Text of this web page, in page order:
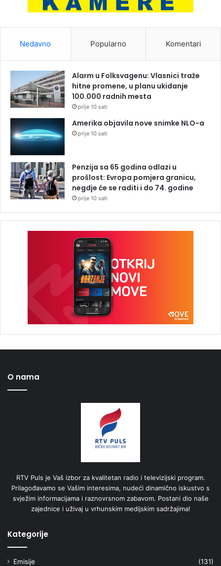
Nedavno Popularno Komentari
Alarm u Folksvagenu: Vlasnici traže
hitne promene, u planu ukidanje
100.000 radnih mesta
prije 10 sati
Amerika objavila nove snimke NLO-a
prije 10 sati
Penzija sa 65 godina odlazi u
prošlost: Evropa pomjera granicu,
negdje će se raditi i do 74. godine
prije 10 sati
O nama
RTV Puls je Vaš izbor za kvalitetan radio i televizijski program.
Prilagođavamo se Vašim interesima, nudeći dinamično iskustvo s
svježim informacijama i raznovrsnom zabavom. Postani dio naše
zajednice i uživaj u vrhunskim medijskim sadržajima!
Kategorije
Emisije
(131)